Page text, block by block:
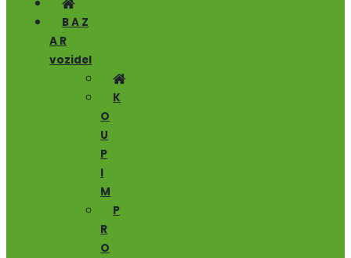
B A Z
A R
vozidel
K
O
U
P
I
M
P
R
O